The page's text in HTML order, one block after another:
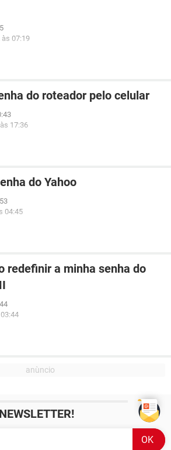
às 07:19
do roteador pelo celular
17:36
do Yahoo
04:45
redefinir a minha senha do